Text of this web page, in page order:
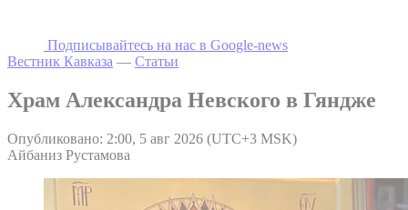
Подписывайтесь на наc в Google-news
Вестник Кавказа — Статьи
Храм Александра Невского в Гяндже
Опубликовано: 2:00, 5 авг 2026 (UTC+3 MSK)
Айбаниз Рустамова